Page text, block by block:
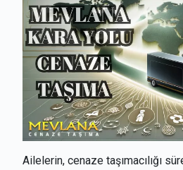
Ailelerin, cenaze taşımacılığı